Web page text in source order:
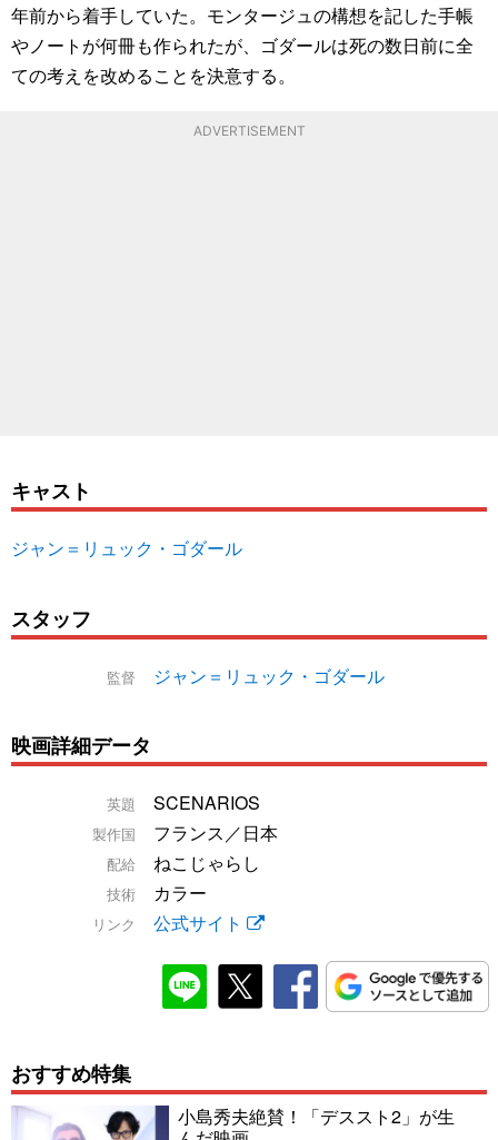
年前から着手していた。モンタージュの構想を記した手帳
やノートが何冊も作られたが、ゴダールは死の数日前に全
ての考えを改めることを決意する。
ADVERTISEMENT
キャスト
ジャン＝リュック・ゴダール
スタッフ
監督 ジャン＝リュック・ゴダール
映画詳細データ
英題 SCENARIOS
製作国 フランス／日本
配給 ねこじゃらし
技術 カラー
リンク 公式サイト
おすすめ特集
小島秀夫絶賛！「デススト2」が生